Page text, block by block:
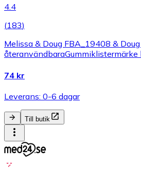
4.4
(183)
Melissa & Doug FBA_19408 &
återanvändbaraGummiklistermärke
74 kr
Leverans: 0-6 dagar
Till butik